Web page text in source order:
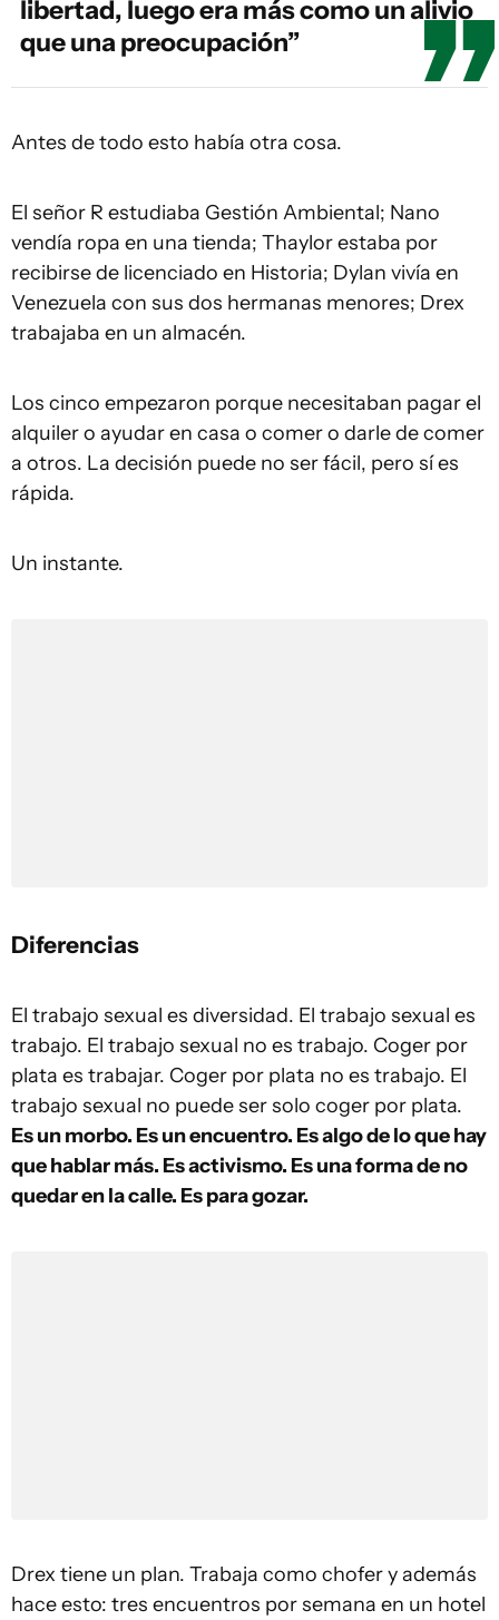
libertad, luego era más como un alivio
que una preocupación”
Antes de todo esto había otra cosa.
El señor R estudiaba Gestión Ambiental; Nano
vendía ropa en una tienda; Thaylor estaba por
recibirse de licenciado en Historia; Dylan vivía en
Venezuela con sus dos hermanas menores; Drex
trabajaba en un almacén.
Los cinco empezaron porque necesitaban pagar el
alquiler o ayudar en casa o comer o darle de comer
a otros. La decisión puede no ser fácil, pero sí es
rápida.
Un instante.
Diferencias
El trabajo sexual es diversidad. El trabajo sexual es
trabajo. El trabajo sexual no es trabajo. Coger por
plata es trabajar. Coger por plata no es trabajo. El
trabajo sexual no puede ser solo coger por plata.
Es un morbo. Es un encuentro. Es algo de lo que hay
que hablar más. Es activismo. Es una forma de no
quedar en la calle. Es para gozar.
Drex tiene un plan. Trabaja como chofer y además
hace esto: tres encuentros por semana en un hotel